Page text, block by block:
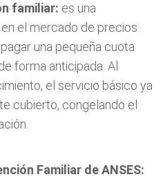
familiar: es una
el mercado de precios
una pequeña cuota
forma anticipada. Al
el servicio básico ya
cubierto, congelando el
Familiar de ANSES: